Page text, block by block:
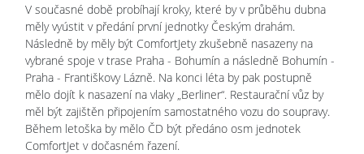
V současné době probíhají kroky, které by v průběhu dubna
měly vyústit v předání první jednotky Českým drahám.
Následně by měly být ComfortJety zkušebně nasazeny na
vybrané spoje v trase Praha - Bohumín a následně Bohumín -
Praha - Františkovy Lázně. Na konci léta by pak postupně
mělo dojít k nasazení na vlaky „Berliner“. Restaurační vůz by
měl být zajištěn připojením samostatného vozu do soupravy.
Během letoška by mělo ČD být předáno osm jednotek
ComfortJet v dočasném řazení.